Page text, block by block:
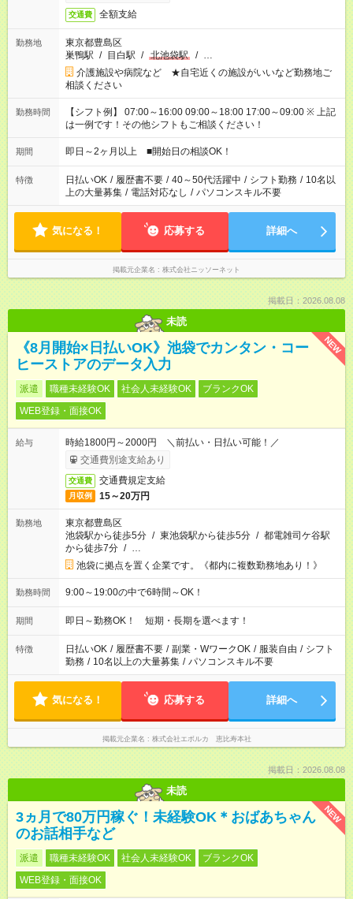
交通費 全額支給
勤務地
東京都豊島区
巣鴨駅 / 目白駅 / 北池袋駅 / …
介護施設や病院など ★自宅近くの施設がいいなど勤務地ご
相談ください
勤務時間
【シフト例】 07:00～16:00 09:00～18:00 17:00～09:00 ※ 上記
は一例です！その他シフトもご相談ください！
期間 即日～2ヶ月以上 ■開始日の相談OK！
特徴 日払いOK / 履歴書不要 / 40～50代活躍中 / シフト勤務 / 10名以
上の大量募集 / 電話対応なし / パソコンスキル不要
気になる！ 応募する 詳細へ
掲載元企業名 株式会社ニッソーネット
掲載日：2026.08.08
未読
NEW
《8月開始×日払いOK》池袋でカンタン・コー
ヒーストアのデータ入力
派遣 職種未経験OK 社会人未経験OK
ブランクOK
WEB登録・面接OK
給与
時給1800円～2000円 ＼前払い・日払い可能！／
交通費別途支給あり
交通費 交通費規定支給
月収例 15～20万円
勤務地
東京都豊島区
池袋駅から徒歩5分 / 東池袋駅から徒歩5分 / 都電雑司ケ谷駅
から徒歩7分 / …
池袋に拠点を置く企業です。《都内に複数勤務地あり！》
勤務時間 9:00～19:00の中で6時間～OK！
期間 即日～勤務OK！ 短期・長期を選べます！
特徴 日払いOK / 履歴書不要 / 副業・WワークOK / 服装自由 / シフト
勤務 / 10名以上の大量募集 / パソコンスキル不要
気になる！ 応募する 詳細へ
掲載元企業名 株式会社エボルカ 恵比寿本社
掲載日：2026.08.08
未読
NEW
3ヵ月で80万円稼ぐ！未経験OK＊おばあちゃん
のお話相手など
派遣 職種未経験OK 社会人未経験OK
ブランクOK
WEB登録・面接OK